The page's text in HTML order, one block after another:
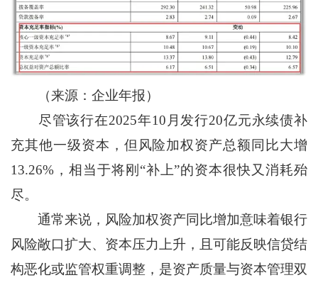
（来源：企业年报）
尽管该行在2025年10月发行20亿元永续债补
充其他一级资本，但风险加权资产总额同比大增
13.26%，相当于将刚“补上”的资本很快又消耗殆
尽。
通常来说，风险加权资产同比增加意味着银行
风险敞口扩大、资本压力上升，且可能反映信贷结
构恶化或监管权重调整，是资产质量与资本管理双